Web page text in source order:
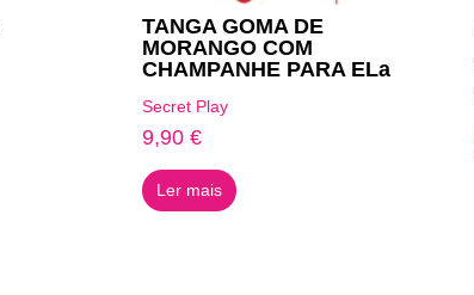
TANGA GOMA DE
MORANGO COM
CHAMPANHE PARA ELa
Secret Play
9,90€
Ler mais